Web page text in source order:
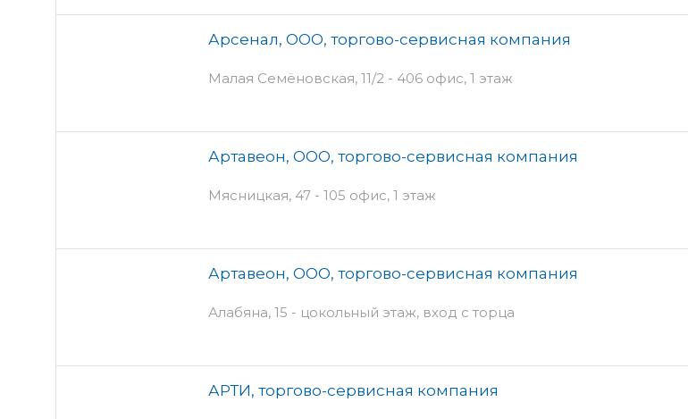
Арсенал, ООО, торгово-сервисная компания
Малая Семёновская, 11/2 - 406 офис, 1 этаж
Артавеон, ООО, торгово-сервисная компания
Мясницкая, 47 - 105 офис, 1 этаж
Артавеон, ООО, торгово-сервисная компания
Алабяна, 15 - цокольный этаж, вход с торца
АРТИ, торгово-сервисная компания